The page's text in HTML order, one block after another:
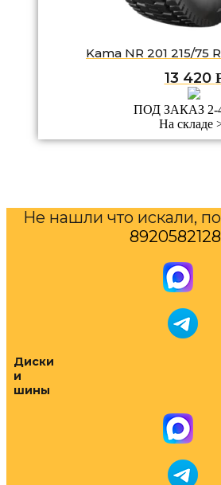
Kama NR 201 215/75
13 420
ПОД ЗАКАЗ
На складе
Не нашли что искали,
Диски
и
шины